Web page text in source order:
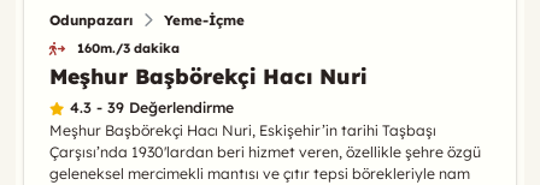
Odunpazarı Yeme-İçme
160m./3 dakika
Meşhur Başbörekçi Hacı Nuri
4.3 - 39 Değerlendirme
Meşhur Başbörekçi Hacı Nuri, Eskişehir’in tarihi Taşbaşı
Çarşısı’nda 1930'lardan beri hizmet veren, özellikle şehre özgü
geleneksel mercimekli mantısı ve çıtır tepsi börekleriyle nam